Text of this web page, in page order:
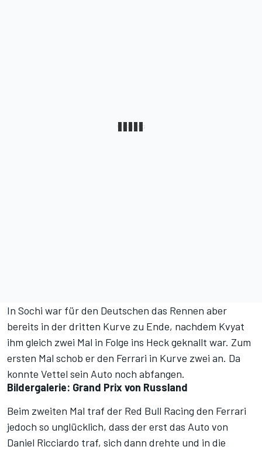
In Sochi war für den Deutschen das Rennen aber
bereits in der dritten Kurve zu Ende, nachdem Kvyat
ihm gleich zwei Mal in Folge ins Heck geknallt war. Zum
ersten Mal schob er den Ferrari in Kurve zwei an. Da
konnte Vettel sein Auto noch abfangen.
Bildergalerie: Grand Prix von Russland
Beim zweiten Mal traf der Red Bull Racing den Ferrari
jedoch so unglücklich, dass der erst das Auto von
Daniel Ricciardo traf, sich dann drehte und in die